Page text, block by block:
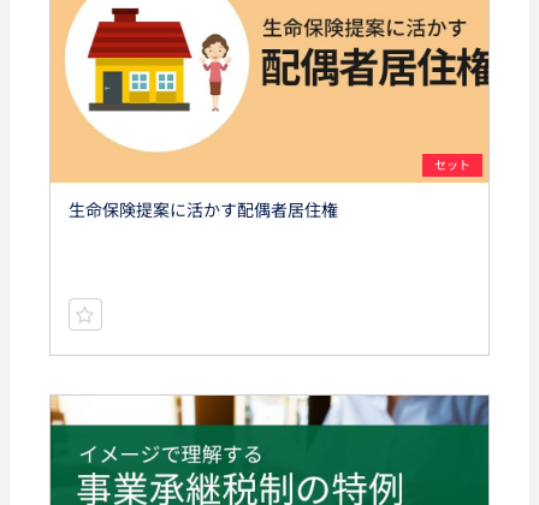
セット
生命保険提案に活かす配偶者居住権